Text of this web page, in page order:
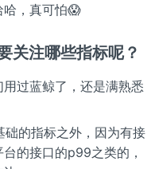
哈，真可怕😱
关注哪些指标呢？
过蓝鲸了，还是满熟悉
的指标之外，因为有接
的接口的p99之类的，